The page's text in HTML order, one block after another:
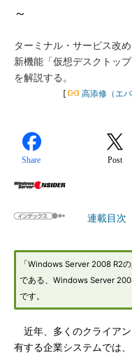
～
ターミナル・サービス改
新機能「仮想デスクトッ
を解説する。
[ 高添修（エ
Share Post
連載目次
「Windows Server 2008 R2
である、Windows Server
です。
近年、多くのクライア
有する企業システムでは